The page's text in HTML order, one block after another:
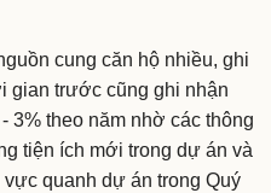
cung căn hộ nhiều, ghi
gian trước cũng ghi nhận
3% theo năm nhờ các thông
tiện ích mới trong dự án và
quanh dự án trong Quý